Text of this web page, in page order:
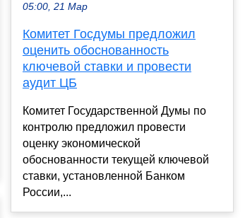
05:00, 21 Мар
Комитет Госдумы предложил
оценить обоснованность
ключевой ставки и провести
аудит ЦБ
Комитет Государственной Думы по
контролю предложил провести
оценку экономической
обоснованности текущей ключевой
ставки, установленной Банком
России,...